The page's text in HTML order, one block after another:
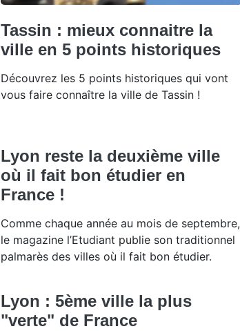
Tassin : mieux connaitre la
ville en 5 points historiques
Découvrez les 5 points historiques qui vont
vous faire connaître la ville de Tassin !
Lyon reste la deuxième ville
où il fait bon étudier en
France !
Comme chaque année au mois de septembre,
le magazine l’Etudiant publie son traditionnel
palmarès des villes où il fait bon étudier.
Lyon : 5ème ville la plus
"verte" de France